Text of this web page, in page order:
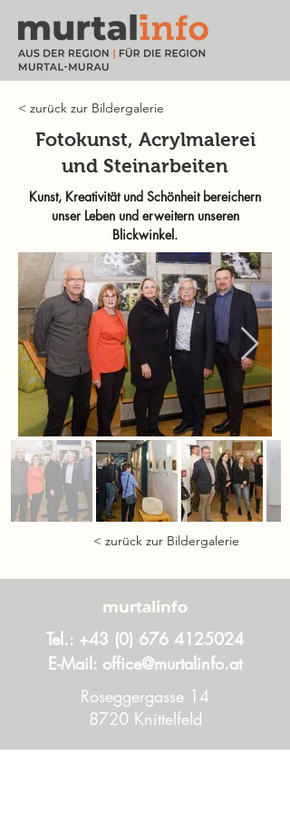
< zurück zur Bildergalerie
Fotokunst, Acrylmalerei
und Steinarbeiten
Kunst, Kreativität und Schönheit bereichern
unser Leben und erweitern unseren
Blickwinkel.
< zurück zur Bildergalerie
murtalinfo
Tel.: +43 (0) 676 4125024
E-Mail: office@murtalinfo.at
Roseggergasse 14
8720 Knittelfeld